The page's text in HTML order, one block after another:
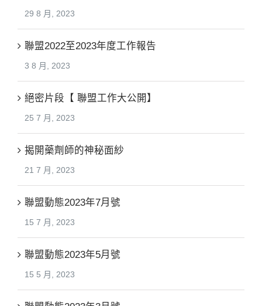
29 8 月, 2023
聯盟2022至2023年度工作報告
3 8 月, 2023
絕密片段【 聯盟工作大公開】
25 7 月, 2023
揭開藥劑師的神秘面紗
21 7 月, 2023
聯盟動態2023年7月號
15 7 月, 2023
聯盟動態2023年5月號
15 5 月, 2023